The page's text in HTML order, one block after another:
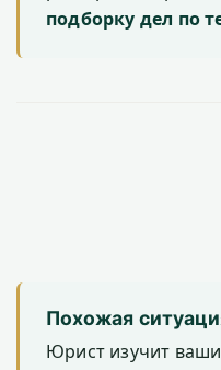
подборку дел по
Похожая
Юрист изучит